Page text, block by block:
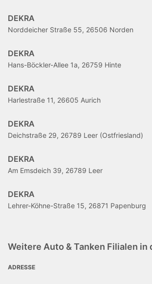
DEKRA
Norddeicher Straße 55, 26506 Norden
DEKRA
Hans-Böckler-Allee 1a, 26759 Hinte
DEKRA
Harlestraße 11, 26605 Aurich
DEKRA
Deichstraße 29, 26789 Leer (Ostfriesland)
DEKRA
Am Emsdeich 39, 26789 Leer
DEKRA
Lehrer-Köhne-Straße 15, 26871 Papenburg
Weitere Auto & Tanken Filialen in
ADRESSE